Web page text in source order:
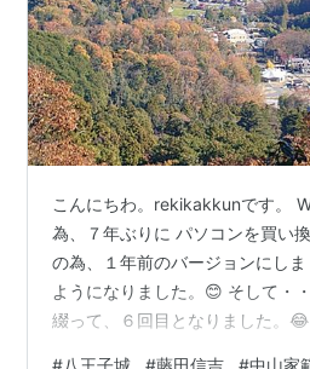
こんにちわ。rekikakkunです。
為、７年ぶりに パソコンを買い
の為、１年前のバージョンにし
ようになりました。😊 そして・
綴って、６回目となりました。